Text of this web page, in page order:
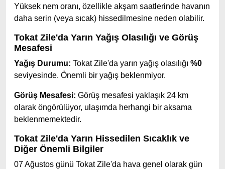
Yüksek nem oranı, özellikle akşam saatlerinde havanın
daha serin (veya sıcak) hissedilmesine neden olabilir.
Tokat Zile'da Yarın Yağış Olasılığı ve Görüş
Mesafesi
Yağış Durumu: Tokat Zile'da yarın yağış olasılığı %0
seviyesinde. Önemli bir yağış beklenmiyor.
Görüş Mesafesi: Görüş mesafesi yaklaşık 24 km
olarak öngörülüyor, ulaşımda herhangi bir aksama
beklenmemektedir.
Tokat Zile'da Yarın Hissedilen Sıcaklık ve
Diğer Önemli Bilgiler
07 Ağustos günü Tokat Zile'da hava genel olarak gün